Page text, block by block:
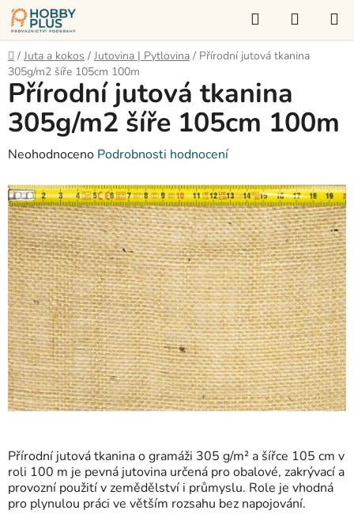
Přejít
na
obsah
Hledat
KOŠÍK
Domů
/ Juta a kokos / Jutovina | Pytlovina / Přírodní jutová tkanina
305g/m2 šíře 105cm 100m
Přírodní jutová tkanina o gramáži 305 g/m² a šířce 105 cm v
roli 100 m je pevná jutovina určená pro obalové, zakrývací a
provozní použití v zemědělství i průmyslu. Role je vhodná
pro plynulou práci ve větším rozsahu bez napojování.
Přírodní jutová tkanina
305g/m2 šíře 105cm 100m
Průměrné
produktu
je
0,0
z
5
hvězdiček.
Neohodnoceno Podrobnosti hodnocení